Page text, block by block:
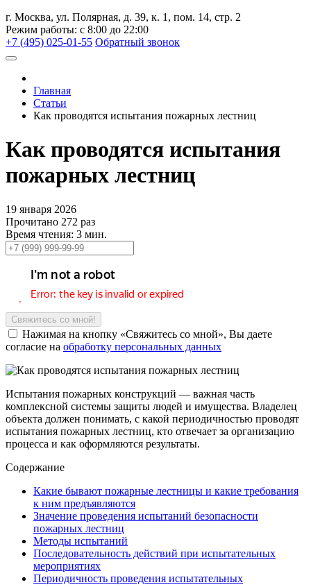
г. Москва, ул. Полярная, д. 39, к. 1, пом. 14, стр. 2
Режим работы: с 8:00 до 22:00
+7 (495) 025-01-55 Обратный звонок
Главная
Статьи
Как проводятся испытания пожарных лестниц
Как проводятся испытания
пожарных лестниц
19 января 2026
Прочитано 272 раз
Время чтения: 3 мин.
Нажимая на кнопку «Свяжитесь со мной», Вы даете
согласие на обработку персональных данных
Испытания пожарных конструкций — важная часть
комплексной системы защиты людей и имущества. Владелец
объекта должен понимать, с какой периодичностью проводят
испытания пожарных лестниц, кто отвечает за организацию
процесса и как оформляются результаты.
Содержание
Какие бывают пожарные лестницы и какие требования
к ним предъявляются
Значение проведения испытаний безопасности
пожарных лестниц
Методы испытаний
Последовательность действий при испытательных
мероприятиях
Периодичность проведения испытательных